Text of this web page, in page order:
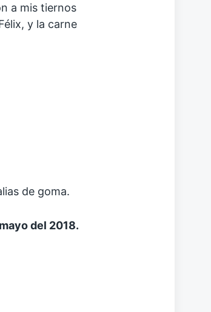
a mis tiernos
y la carne
de goma.
del 2018.